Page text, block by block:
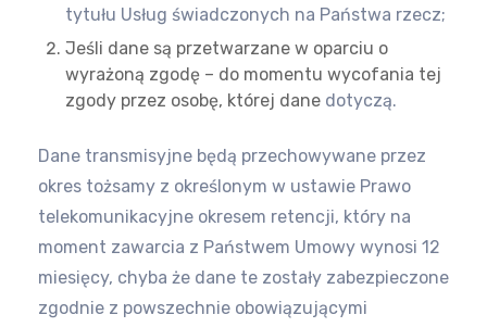
tytułu Usług świadczonych na Państwa rzecz;
Jeśli dane są przetwarzane w oparciu o
wyrażoną zgodę – do momentu wycofania tej
zgody przez osobę, której dane dotyczą.
Dane transmisyjne będą przechowywane przez
okres tożsamy z określonym w ustawie Prawo
telekomunikacyjne okresem retencji, który na
moment zawarcia z Państwem Umowy wynosi 12
miesięcy, chyba że dane te zostały zabezpieczone
zgodnie z powszechnie obowiązującymi